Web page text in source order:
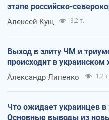
этапе российско-
Алексей Кущ 3,2 т.
Выход в элиту ЧМ и
происходит в украинском
Александр Липенко 1,2 т.
Что ожидает украинцев в
Основные выводы из